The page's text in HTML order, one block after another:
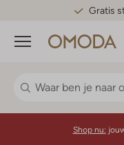
Gratis
Menu
Shop nu: